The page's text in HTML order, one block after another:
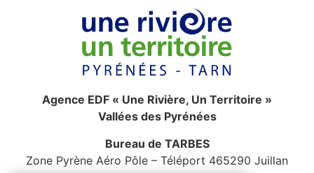
Agence EDF « Une Rivière, Un Territoire »
Vallées des Pyrénées
Bureau de TARBES
Zone Pyrène Aéro Pôle – Téléport 465290 Juillan